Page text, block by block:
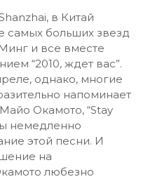
в Китай
самых больших звезд
и все вместе
“2010, ждет вас”.
однако, многие
напоминает
Окамото, “Stay
немедленно
этой песни. И
на
любезно